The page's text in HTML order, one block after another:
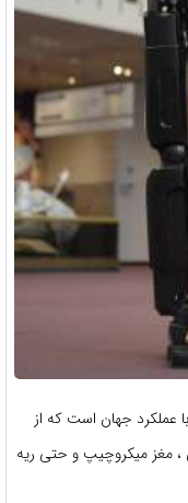
عملکرد جهان است که از
، مغز میکروچیپ و حتی ریه